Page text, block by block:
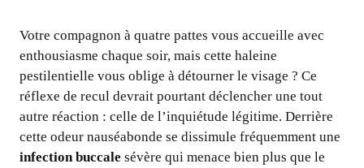
Votre compagnon à quatre pattes vous accueille avec
enthousiasme chaque soir, mais cette haleine
pestilentielle vous oblige à détourner le visage ? Ce
réflexe de recul devrait pourtant déclencher une tout
autre réaction : celle de l’inquiétude légitime. Derrière
cette odeur nauséabonde se dissimule fréquemment une
infection buccale sévère qui menace bien plus que le